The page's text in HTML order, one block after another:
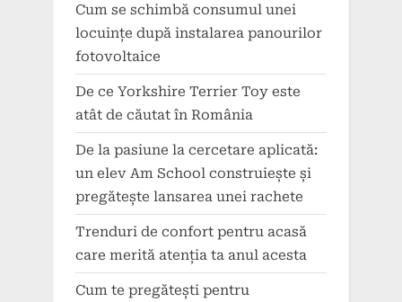
Cum se schimbă consumul unei
locuințe după instalarea panourilor
fotovoltaice
De ce Yorkshire Terrier Toy este
atât de căutat în România
De la pasiune la cercetare aplicată:
un elev Am School construiește și
pregătește lansarea unei rachete
Trenduri de confort pentru acasă
care merită atenția ta anul acesta
Cum te pregătești pentru